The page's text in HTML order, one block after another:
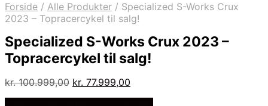
Forside / Alle Produkter / Specialized S-Works Crux
2023 – Topracercykel til salg!
Specialized S-Works Crux 2023 –
Topracercykel til salg!
kr.100.999,00 Den
kr. 77.999,00